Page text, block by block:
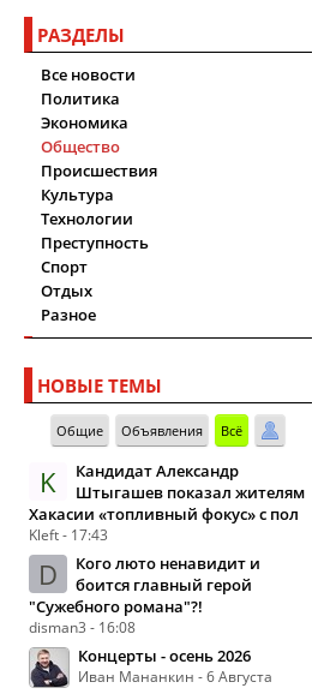
РАЗДЕЛЫ
Все новости
Политика
Экономика
Общество
Происшествия
Культура
Технологии
Преступность
Спорт
Отдых
Разное
НОВЫЕ ТЕМЫ
Общие Объявления Всё
K
Кандидат Александр
Штыгашев показал жителям
Хакасии «топливный фокус» с пол
Kleft - 17:43
D
Кого люто ненавидит и
боится главный герой
"Сужебного романа"?!
disman3 - 16:08
Концерты - осень 2026
Иван Мананкин - 6 Августа